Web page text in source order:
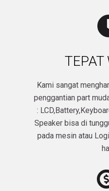
TEPAT
Kami sangat
penggantian part
:
Speaker bisa di
pada mesin atau